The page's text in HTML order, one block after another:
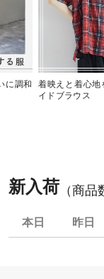
に調和
着映えと着心
イドブラウス
新入荷 （商品
本日 昨日